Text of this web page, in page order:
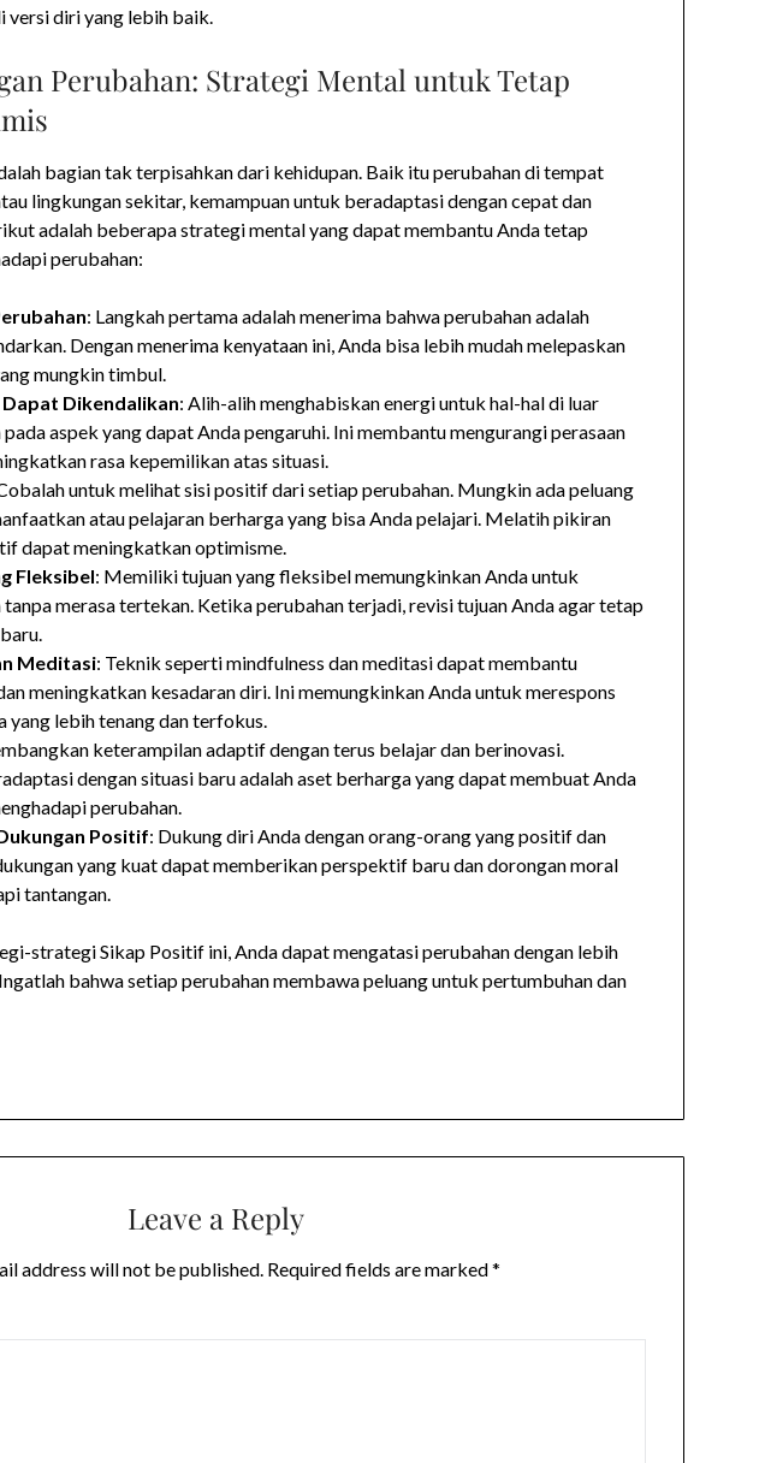
versi diri yang lebih baik.
Perubahan: Strategi Mental untuk Tetap
bagian tak terpisahkan dari kehidupan. Baik itu perubahan di tempat
lingkungan sekitar, kemampuan untuk beradaptasi dengan cepat dan
adalah beberapa strategi mental yang dapat membantu Anda tetap
perubahan:
: Langkah pertama adalah menerima bahwa perubahan adalah
Dengan menerima kenyataan ini, Anda bisa lebih mudah melepaskan
mungkin timbul.
Dapat Dikendalikan: Alih-alih menghabiskan energi untuk hal-hal di luar
aspek yang dapat Anda pengaruhi. Ini membantu mengurangi perasaan
rasa kepemilikan atas situasi.
untuk melihat sisi positif dari setiap perubahan. Mungkin ada peluang
atau pelajaran berharga yang bisa Anda pelajari. Melatih pikiran
dapat meningkatkan optimisme.
Fleksibel: Memiliki tujuan yang fleksibel memungkinkan Anda untuk
tanpa merasa tertekan. Ketika perubahan terjadi, revisi tujuan Anda agar tetap
Meditasi: Teknik seperti mindfulness dan meditasi dapat membantu
meningkatkan kesadaran diri. Ini memungkinkan Anda untuk merespons
yang lebih tenang dan terfokus.
keterampilan adaptif dengan terus belajar dan berinovasi.
dengan situasi baru adalah aset berharga yang dapat membuat Anda
perubahan.
Positif: Dukung diri Anda dengan orang-orang yang positif dan
yang kuat dapat memberikan perspektif baru dan dorongan moral
tantangan.
strategi Sikap Positif ini, Anda dapat mengatasi perubahan dengan lebih
bahwa setiap perubahan membawa peluang untuk pertumbuhan dan
Leave a Reply
address will not be published. Required fields are marked*